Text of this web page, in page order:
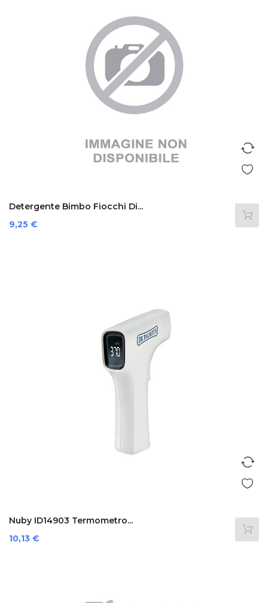
Detergente Bimbo Fiocchi Di...
Prezzo
9,25 €
Nuby ID14903 Termometro...
Prezzo
10,13 €